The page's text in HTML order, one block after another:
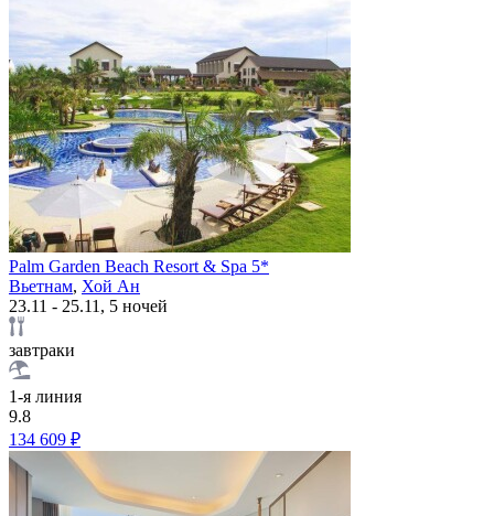
Palm Garden Beach Resort & Spa 5*
Вьетнам, Хой Ан
23.11 - 25.11, 5 ночей
завтраки
1-я линия
9.8
134 609 ₽